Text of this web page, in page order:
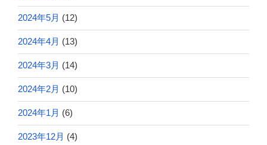
2024年5月 (12)
2024年4月 (13)
2024年3月 (14)
2024年2月 (10)
2024年1月 (6)
2023年12月 (4)